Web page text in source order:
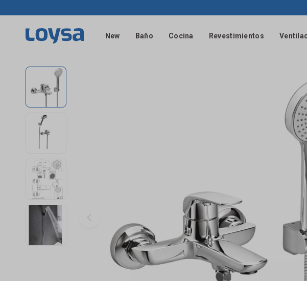
New Baño Cocina Revestimientos